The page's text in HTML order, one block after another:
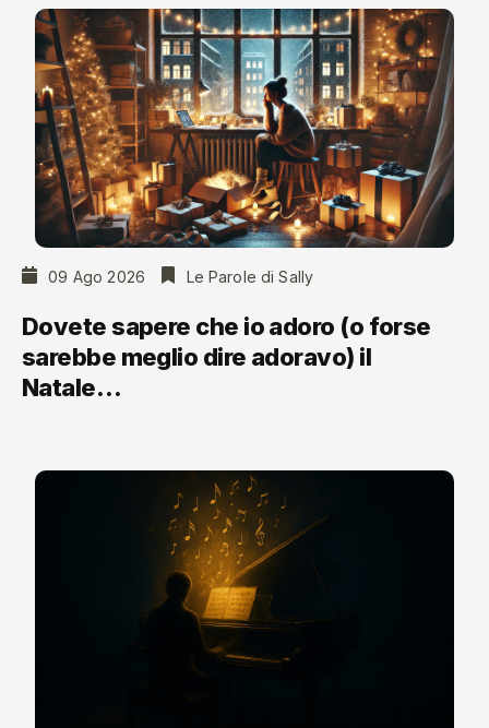
09 Ago 2026 Le Parole di Sally
Dovete sapere che io adoro (o forse
sarebbe meglio dire adoravo) il
Natale…